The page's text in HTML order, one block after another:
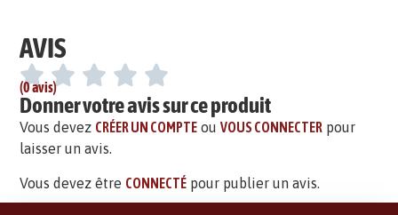
AVIS
(0 avis)
Donner votre avis sur ce produit
Vous devez CRÉER UN COMPTE ouVOUS CONNECTER pour
laisser un avis.
Vous devez être CONNECTÉ pour publier un avis.